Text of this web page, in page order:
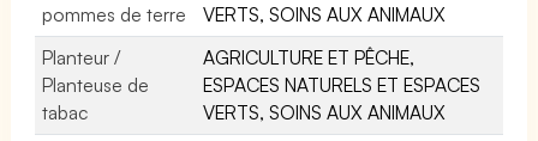
pommes de terre
VERTS, SOINS AUX ANIMAUX
Planteur /
Planteuse de
tabac
AGRICULTURE ET PÊCHE,
ESPACES NATURELS ET ESPACES
VERTS, SOINS AUX ANIMAUX